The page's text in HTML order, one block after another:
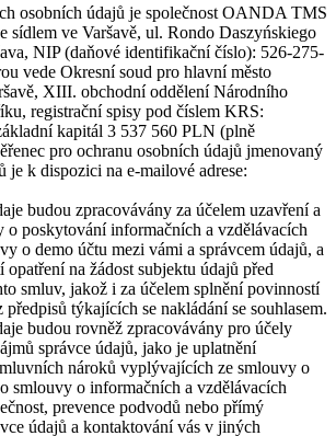
osobních údajů je společnost OANDA TMS
sídlem ve Varšavě, ul. Rondo Daszyńskiego
NIP (daňové identifikační číslo): 526-275-
vede Okresní soud pro hlavní město
XIII. obchodní oddělení Národního
registrační spisy pod číslem KRS:
kapitál 3 537 560 PLN (plně
pro ochranu osobních údajů jmenovaný
je k dispozici na e-mailové adrese:
budou zpracovávány za účelem uzavření a
o poskytování informačních a vzdělávacích
o demo účtu mezi vámi a správcem údajů, a
opatření na žádost subjektu údajů před
smluv, jakož i za účelem splnění povinností
týkajících se nakládání se souhlasem.
budou rovněž zpracovávány pro účely
správce údajů, jako je uplatnění
nároků vyplývajících ze smlouvy o
smlouvy o informačních a vzdělávacích
prevence podvodů nebo přímý
údajů a kontaktování vás v jiných